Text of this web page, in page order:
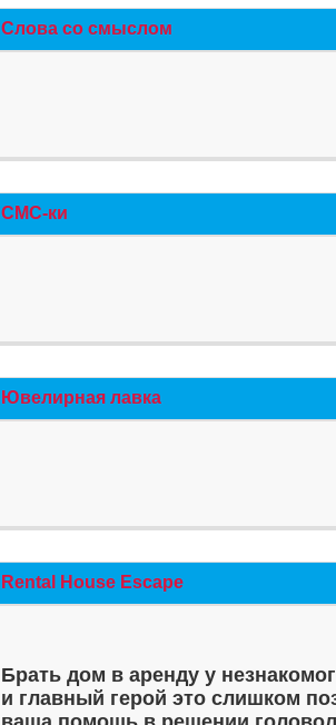
Слова со смыслом
СМС-ки
Ювелирная лавка
Rental House Escape
Брать дом в аренду у
и главный герой это слишком